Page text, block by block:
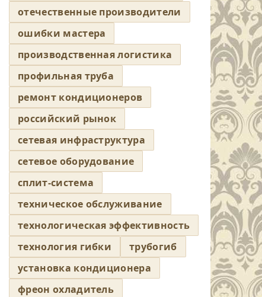
отечественные производители
ошибки мастера
производственная логистика
профильная труба
ремонт кондиционеров
российский рынок
сетевая инфраструктура
сетевое оборудование
сплит-система
техническое обслуживание
технологическая эффективность
технология гибки
трубогиб
установка кондиционера
фреон охладитель